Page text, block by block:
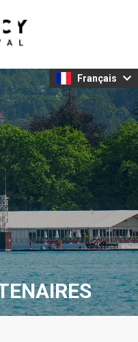
Français